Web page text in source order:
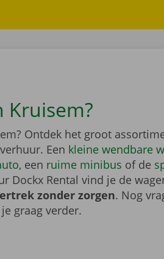
Ontdek het groot
Een kleine wendbare
, een ruime minibus of de
Dockx Rental vind je de
zonder zorgen. Nog
graag verder.